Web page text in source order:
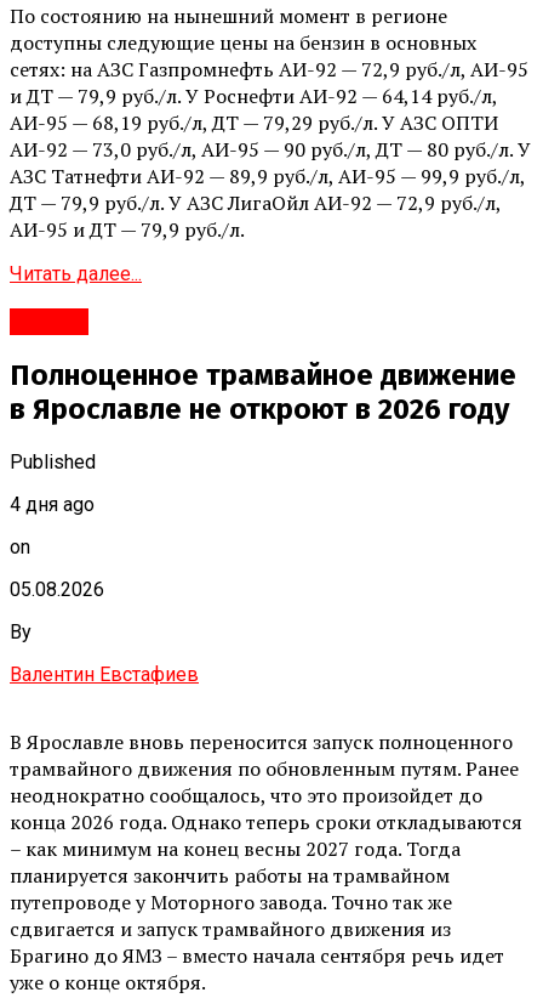
По состоянию на нынешний момент в регионе
доступны следующие цены на бензин в основных
сетях: на АЗС Газпромнефть АИ-92 — 72,9 руб./л, АИ-95
и ДТ — 79,9 руб./л. У Роснефти АИ-92 — 64,14 руб./л,
АИ-95 — 68,19 руб./л, ДТ — 79,29 руб./л. У АЗС ОПТИ
АИ-92 — 73,0 руб./л, АИ-95 — 90 руб./л, ДТ — 80 руб./л. У
АЗС Татнефти АИ-92 — 89,9 руб./л, АИ-95 — 99,9 руб./л,
ДТ — 79,9 руб./л. У АЗС ЛигаОйл АИ-92 — 72,9 руб./л,
АИ-95 и ДТ — 79,9 руб./л.
Читать далее...
Полноценное трамвайное движение
в Ярославле не откроют в 2026 году
Published
4 дня ago
on
05.08.2026
By
Валентин Евстафиев
В Ярославле вновь переносится запуск полноценного
трамвайного движения по обновленным путям. Ранее
неоднократно сообщалось, что это произойдет до
конца 2026 года. Однако теперь сроки откладываются
– как минимум на конец весны 2027 года. Тогда
планируется закончить работы на трамвайном
путепроводе у Моторного завода. Точно так же
сдвигается и запуск трамвайного движения из
Брагино до ЯМЗ – вместо начала сентября речь идет
уже о конце октября.